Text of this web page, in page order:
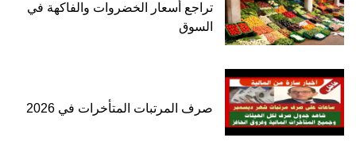
تراجع أسعار الخضروات والفاكهة في
السوق
صرف المرتبات المتأخرات في 2026